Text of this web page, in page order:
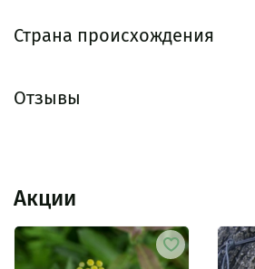
Страна происхождения
Отзывы
Акции